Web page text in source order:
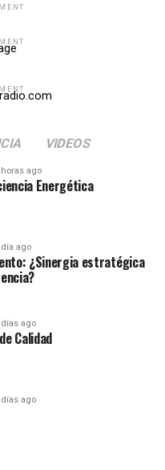
VIDEOS
horas ago
Energética
día ago
¿Sinergia estratégica
días ago
Calidad
días ago